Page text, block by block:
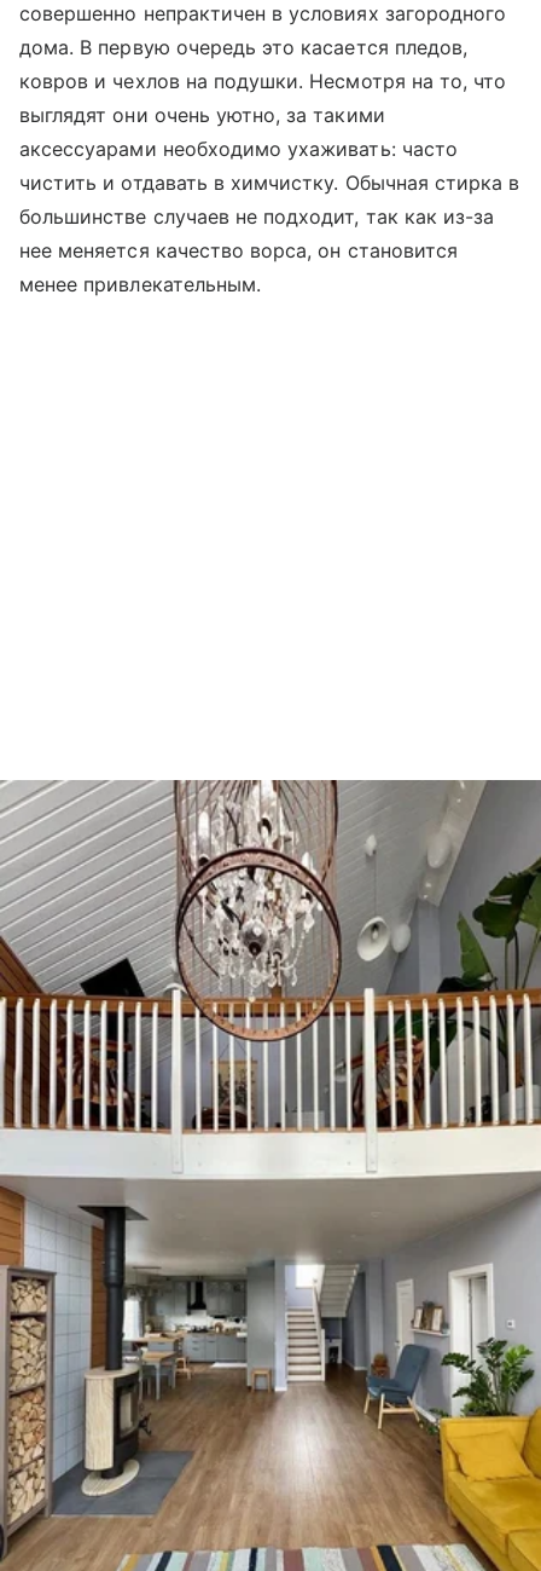
совершенно непрактичен в условиях загородного
дома. В первую очередь это касается пледов,
ковров и чехлов на подушки. Несмотря на то, что
выглядят они очень уютно, за такими
аксессуарами необходимо ухаживать: часто
чистить и отдавать в химчистку. Обычная стирка в
большинстве случаев не подходит, так как из-за
нее меняется качество ворса, он становится
менее привлекательным.